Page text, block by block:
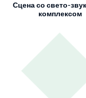
Сцена со свето-
комплексом